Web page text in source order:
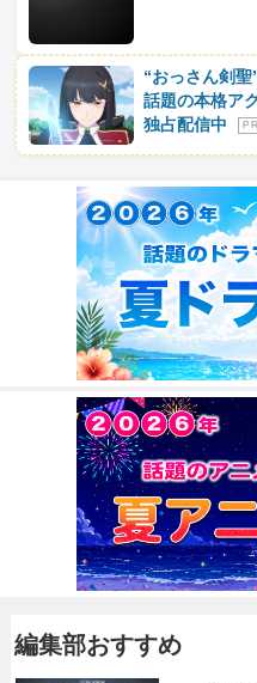
“おっさん剣
話題の本格ア
独占配信中
P R
編集部おすすめ